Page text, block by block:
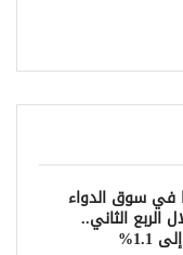
في سوق الدواء
48.6% خلال الربع الثاني..